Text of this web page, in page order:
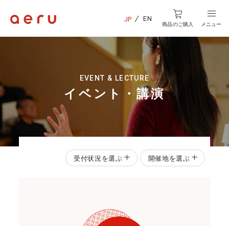
JP EN
商品のご購入 メニュー
EVENT & LECTURE
イベント・講演
受付状況を選ぶ 開催地を選ぶ